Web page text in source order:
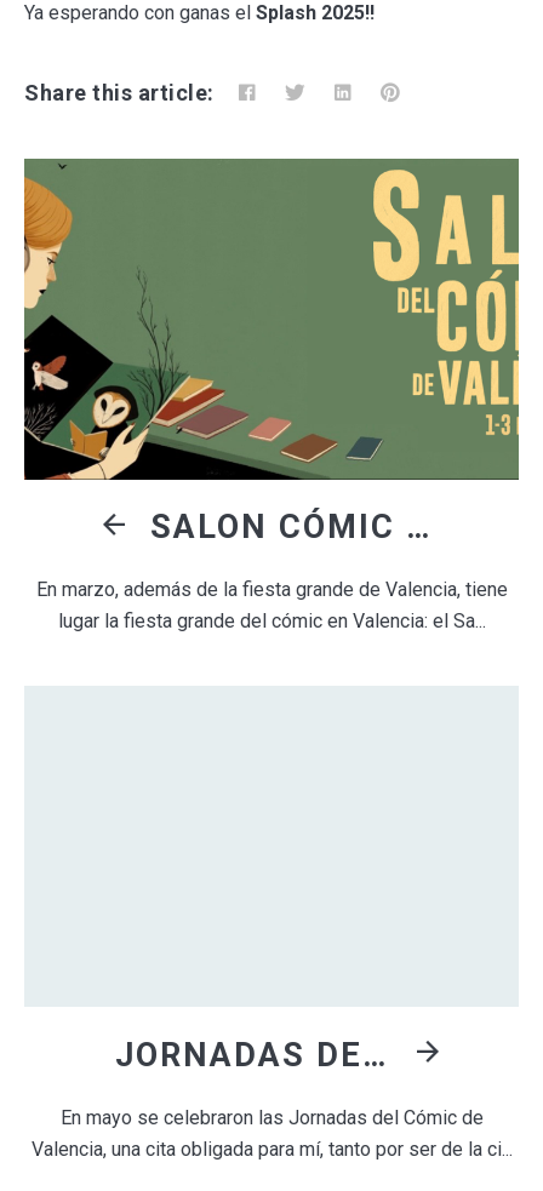
Ya esperando con ganas el Splash 2025!!
Share this article:
SALON CÓMIC DE VALENCIA 2024
En marzo, además de la fiesta grande de Valencia, tiene
lugar la fiesta grande del cómic en Valencia: el Sa...
JORNADAS DEL CÓMIC DE VALENCIA 2025
En mayo se celebraron las Jornadas del Cómic de
Valencia, una cita obligada para mí, tanto por ser de la ci...